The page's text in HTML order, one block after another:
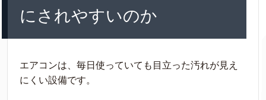
にされやすいのか
エアコンは、毎日使っていても目立った汚れが見え
にくい設備です。